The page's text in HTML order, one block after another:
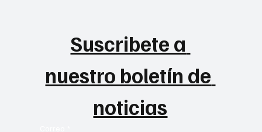
Suscribete a
nuestro boletín de
noticias